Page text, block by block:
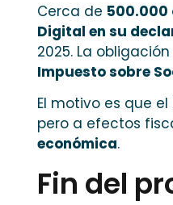
Cerca de 500.000
Digital en su
2025. La
Impuesto sobre
El motivo es que
pero a efectos
económica.
Fin del